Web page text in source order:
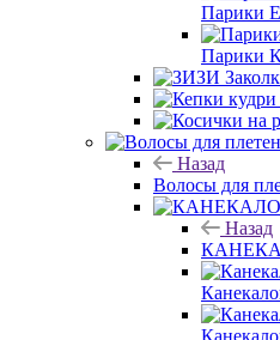
Парики
Парики
Назад
Волосы для
Назад